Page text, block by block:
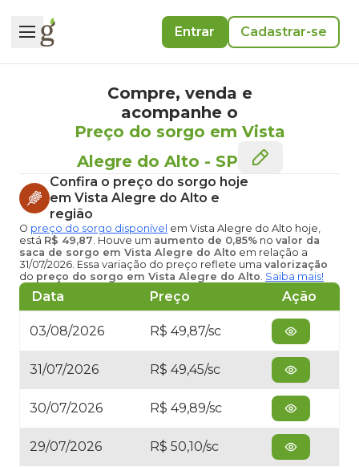
Entrar Cadastrar-se
Compre, venda e
acompanhe o
Preço do sorgo em Vista
Alegre do Alto - SP
Confira o preço do sorgo hoje
em Vista Alegre do Alto e
região
O preço do sorgo disponível em Vista Alegre do Alto hoje,
está R$ 49,87. Houve um aumento de 0,85% no valor da
saca de sorgo em Vista Alegre do Alto em relação a
31/07/2026. Essa variação do preço reflete uma valorização
do preço do sorgo em Vista Alegre do Alto. Saiba mais!
Data Preço Ação
03/08/2026 R$ 49,87/sc
31/07/2026 R$ 49,45/sc
30/07/2026 R$ 49,89/sc
29/07/2026 R$ 50,10/sc